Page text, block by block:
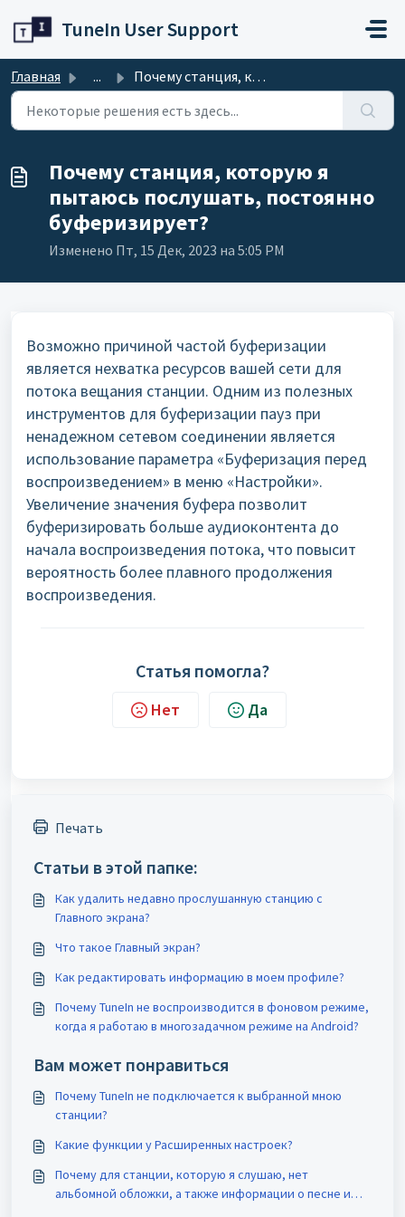
TuneIn User Support
Главная ... Почему станция, которую я пытаюсь послушать, постоянно бу...
Почему станция, которую я
пытаюсь послушать, постоянно
буферизирует?
Изменено Пт, 15 Дек, 2023 на 5:05 PM
Возможно причиной частой буферизации
является нехватка ресурсов вашей сети для
потока вещания станции. Одним из полезных
инструментов для буферизации пауз при
ненадежном сетевом соединении является
использование параметра «Буферизация перед
воспроизведением» в меню «Настройки».
Увеличение значения буфера позволит
буферизировать больше аудиоконтента до
начала воспроизведения потока, что повысит
вероятность более плавного продолжения
воспроизведения.
Статья помогла?
Нет Да
Печать
Статьи в этой папке:
Как удалить недавно прослушанную станцию с
Главного экрана?
Что такое Главный экран?
Как редактировать информацию в моем профиле?
Почему TuneIn не воспроизводится в фоновом режиме,
когда я работаю в многозадачном режиме на Android?
Вам может понравиться
Почему TuneIn не подключается к выбранной мною
станции?
Какие функции у Расширенных настроек?
Почему для станции, которую я слушаю, нет
альбомной обложки, а также информации о песне и